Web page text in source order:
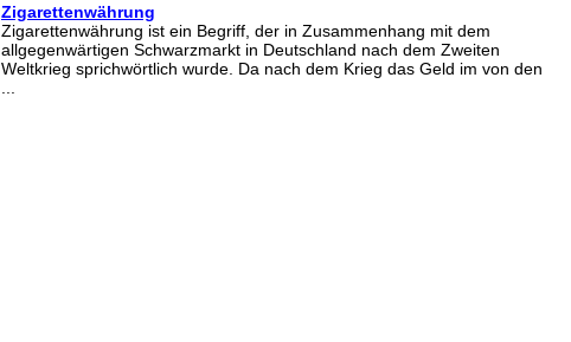
Zigarettenwährung
Zigarettenwährung ist ein Begriff, der in Zusammenhang mit dem
allgegenwärtigen Schwarzmarkt in Deutschland nach dem Zweiten
Weltkrieg sprichwörtlich wurde. Da nach dem Krieg das Geld im von den